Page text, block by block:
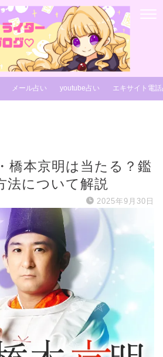
メール占い youtube占い エキサイト電
橋本京明は当たる？鑑
法について解説
2025年9月30日